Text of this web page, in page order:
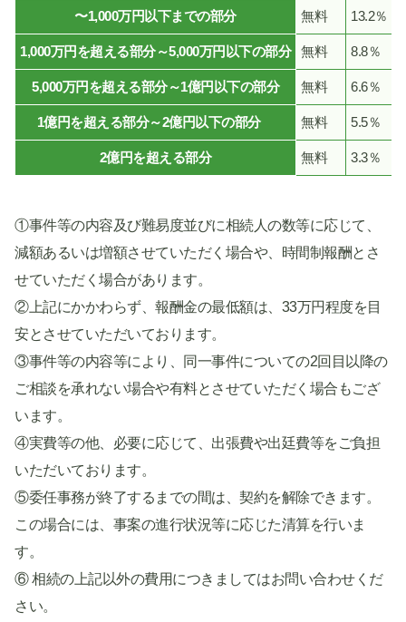
〜1,000万円以下までの部分 無料 13.2％
1,000万円を超える部分～5,000万円以下の部分 無料 8.8％
5,000万円を超える部分～1億円以下の部分 無料 6.6％
1億円を超える部分～2億円以下の部分 無料 5.5％
2億円を超える部分 無料 3.3％
①事件等の内容及び難易度並びに相続人の数等に応じて、
減額あるいは増額させていただく場合や、時間制報酬とさ
せていただく場合があります。
②上記にかかわらず、報酬金の最低額は、33万円程度を目
安とさせていただいております。
③事件等の内容等により、同一事件についての2回目以降の
ご相談を承れない場合や有料とさせていただく場合もござ
います。
④実費等の他、必要に応じて、出張費や出廷費等をご負担
いただいております。
⑤委任事務が終了するまでの間は、契約を解除できます。
この場合には、事案の進行状況等に応じた清算を行いま
す。
⑥ 相続の上記以外の費用につきましてはお問い合わせくだ
さい。